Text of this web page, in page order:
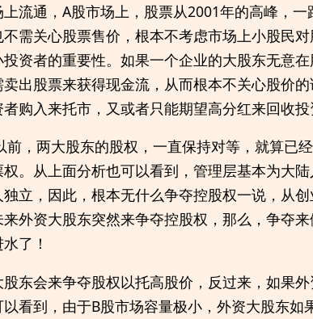
流通，A股市场上，股票从2001年的高峰，
需关心股票售价，根本不考虑市场上小股民
资者的重要性。如果一个企业的大股东无意
出股票来获得现金流，从而根本不关心股价
购入来托市，又或者只能期望高分红来回收投
，两大股东的股权，一直保持对等，就算已
。从上面分析也可以看到，管理层基本为大
立，因此，根本无什么争夺控股权一说，从创
外资大股东突然来争夺控股权，那么，争夺
了！
东会来争夺股权以托高股价，反过来，如果
看到，由于B股市场容量极小，外资大股东如